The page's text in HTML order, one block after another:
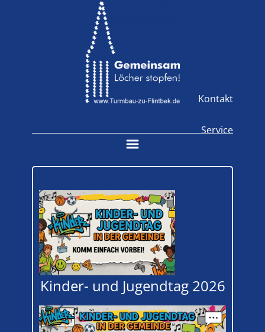
Kontakt
Service
Kinder- und Jugendtag 2026